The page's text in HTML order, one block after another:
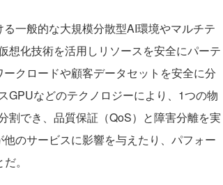
一般的な大規模分散型AI環境やマルチテ
想化技術を活用しリソースを安全にパーテ
クロードや顧客データセットを安全に分
GPUなどのテクノロジーにより、1つの物
割でき、品質保証（QoS）と障害分離を実
のサービスに影響を与えたり、パフォー
。